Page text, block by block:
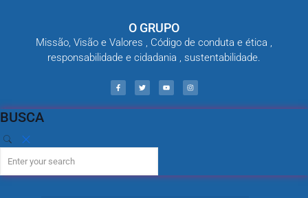
O GRUPO
Missão, Visão e Valores , Código de conduta e ética ,
responsabilidade e cidadania , sustentabilidade.
BUSCA